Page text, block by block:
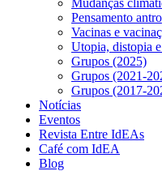
Mudanças
Pensamento
Vacinas e
Utopia, distopia
Grupos (2025)
Grupos (2021-
Grupos (2017-
Notícias
Eventos
Revista Entre IdEAs
Café com IdEA
Blog